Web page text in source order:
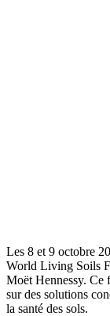
Les 8 et 9 octobre
World Living Soils
Moët Hennessy. Ce
sur des solutions
la santé des sols.